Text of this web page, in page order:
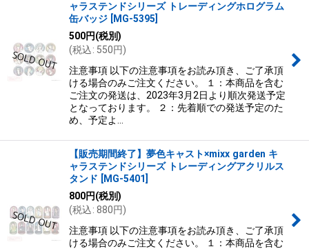
ャラステンドシリーズ トレーディングホログラム
缶バッジ
MG-5395
500円(税別)
(税込: 550円)
注意事項 以下の注意事項をお読み頂き、ご了承頂
ける場合のみご注文ください。 １：本商品を含む
ご注文の発送は、2023年3月2日より順次発送予定
となっております。 ２：先着順での発送予定のた
め、予定よ…
【販売期間終了】夢色キャスト×mixx garden キ
ャラステンドシリーズ トレーディングアクリルス
タンド
MG-5401
800円(税別)
(税込: 880円)
注意事項 以下の注意事項をお読み頂き、ご了承頂
ける場合のみご注文ください。 １：本商品を含む